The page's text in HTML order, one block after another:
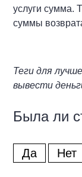
услуги сумма.
суммы
Теги для
вывести
Была ли
Да Нет